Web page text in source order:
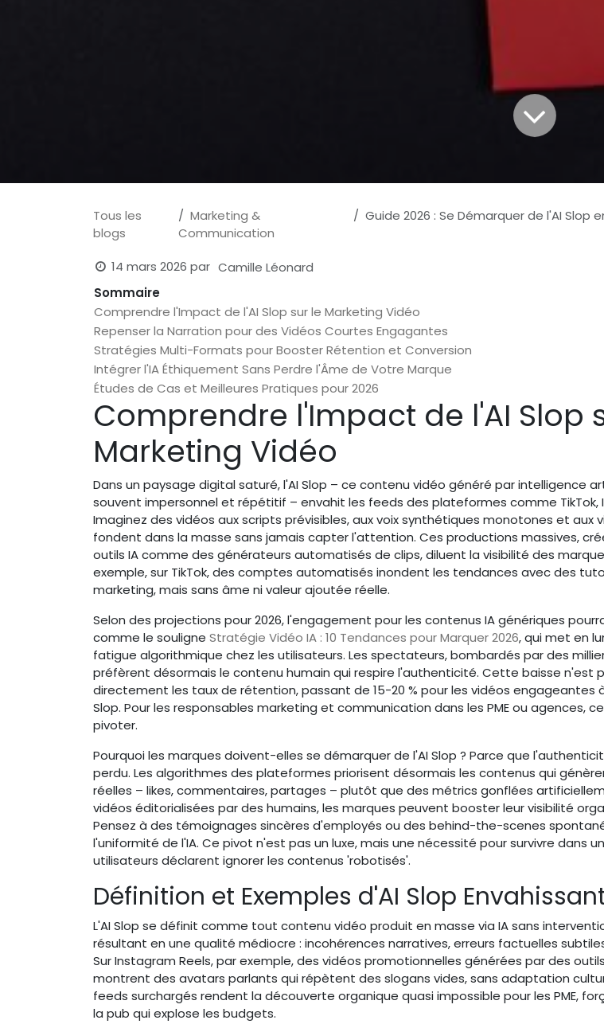
Tous les
blogs
Marketing &
Communication
Guide 2026 : Se Démarquer de l'AI Slop en
14 mars 2026 par Camille Léonard
Sommaire
Comprendre l'Impact de l'AI Slop sur le Marketing Vidéo
Repenser la Narration pour des Vidéos Courtes Engagantes
Stratégies Multi-Formats pour Booster Rétention et Conversion
Intégrer l'IA Éthiquement Sans Perdre l'Âme de Votre Marque
Études de Cas et Meilleures Pratiques pour 2026
Comprendre l'Impact de l'AI Slop
Marketing Vidéo
Dans un paysage digital saturé, l'AI Slop – ce contenu vidéo généré par intelligence
souvent impersonnel et répétitif – envahit les feeds des plateformes comme TikTok,
Imaginez des vidéos aux scripts prévisibles, aux voix synthétiques monotones et aux
fondent dans la masse sans jamais capter l'attention. Ces productions massives,
outils IA comme des générateurs automatisés de clips, diluent la visibilité des
exemple, sur TikTok, des comptes automatisés inondent les tendances avec des
marketing, mais sans âme ni valeur ajoutée réelle.
Selon des projections pour 2026, l'engagement pour les contenus IA génériques
comme le souligne Stratégie Vidéo IA : 10 Tendances pour Marquer 2026, qui met en
fatigue algorithmique chez les utilisateurs. Les spectateurs, bombardés par des
préfèrent désormais le contenu humain qui respire l'authenticité. Cette baisse n'est
directement les taux de rétention, passant de 15-20 % pour les vidéos engageantes
Slop. Pour les responsables marketing et communication dans les PME ou agences,
pivoter.
Pourquoi les marques doivent-elles se démarquer de l'AI Slop ? Parce que
perdu. Les algorithmes des plateformes priorisent désormais les contenus qui
réelles – likes, commentaires, partages – plutôt que des métrics gonflées
vidéos éditorialisées par des humains, les marques peuvent booster leur visibilité
Pensez à des témoignages sincères d'employés ou des behind-the-scenes
l'uniformité de l'IA. Ce pivot n'est pas un luxe, mais une nécessité pour survivre dans
utilisateurs déclarent ignorer les contenus 'robotisés'.
Définition et Exemples d'AI Slop
L'AI Slop se définit comme tout contenu vidéo produit en masse via IA sans
résultant en une qualité médiocre : incohérences narratives, erreurs factuelles
Sur Instagram Reels, par exemple, des vidéos promotionnelles générées par des
montrent des avatars parlants qui répètent des slogans vides, sans adaptation
feeds surchargés rendent la découverte organique quasi impossible pour les PME,
la pub qui explose les budgets.